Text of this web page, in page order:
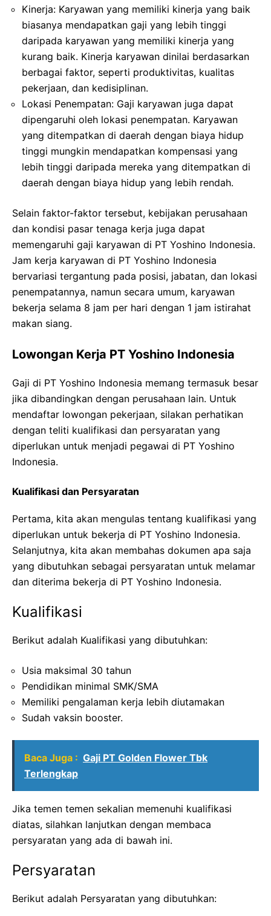
Kinerja: Karyawan yang memiliki kinerja yang baik
biasanya mendapatkan gaji yang lebih tinggi
daripada karyawan yang memiliki kinerja yang
kurang baik. Kinerja karyawan dinilai berdasarkan
berbagai faktor, seperti produktivitas, kualitas
pekerjaan, dan kedisiplinan.
Lokasi Penempatan: Gaji karyawan juga dapat
dipengaruhi oleh lokasi penempatan. Karyawan
yang ditempatkan di daerah dengan biaya hidup
tinggi mungkin mendapatkan kompensasi yang
lebih tinggi daripada mereka yang ditempatkan di
daerah dengan biaya hidup yang lebih rendah.
Selain faktor-faktor tersebut, kebijakan perusahaan
dan kondisi pasar tenaga kerja juga dapat
memengaruhi gaji karyawan di PT Yoshino Indonesia.
Jam kerja karyawan di PT Yoshino Indonesia
bervariasi tergantung pada posisi, jabatan, dan lokasi
penempatannya, namun secara umum, karyawan
bekerja selama 8 jam per hari dengan 1 jam istirahat
makan siang.
Lowongan Kerja PT Yoshino Indonesia
Gaji di PT Yoshino Indonesia memang termasuk besar
jika dibandingkan dengan perusahaan lain. Untuk
mendaftar lowongan pekerjaan, silakan perhatikan
dengan teliti kualifikasi dan persyaratan yang
diperlukan untuk menjadi pegawai di PT Yoshino
Indonesia.
Kualifikasi dan Persyaratan
Pertama, kita akan mengulas tentang kualifikasi yang
diperlukan untuk bekerja di PT Yoshino Indonesia.
Selanjutnya, kita akan membahas dokumen apa saja
yang dibutuhkan sebagai persyaratan untuk melamar
dan diterima bekerja di PT Yoshino Indonesia.
Kualifikasi
Berikut adalah Kualifikasi yang dibutuhkan:
Usia maksimal 30 tahun
Pendidikan minimal SMK/SMA
Memiliki pengalaman kerja lebih diutamakan
Sudah vaksin booster.
Baca Juga : Gaji PT Golden Flower Tbk
Terlengkap
Jika temen temen sekalian memenuhi kualifikasi
diatas, silahkan lanjutkan dengan membaca
persyaratan yang ada di bawah ini.
Persyaratan
Berikut adalah Persyaratan yang dibutuhkan: